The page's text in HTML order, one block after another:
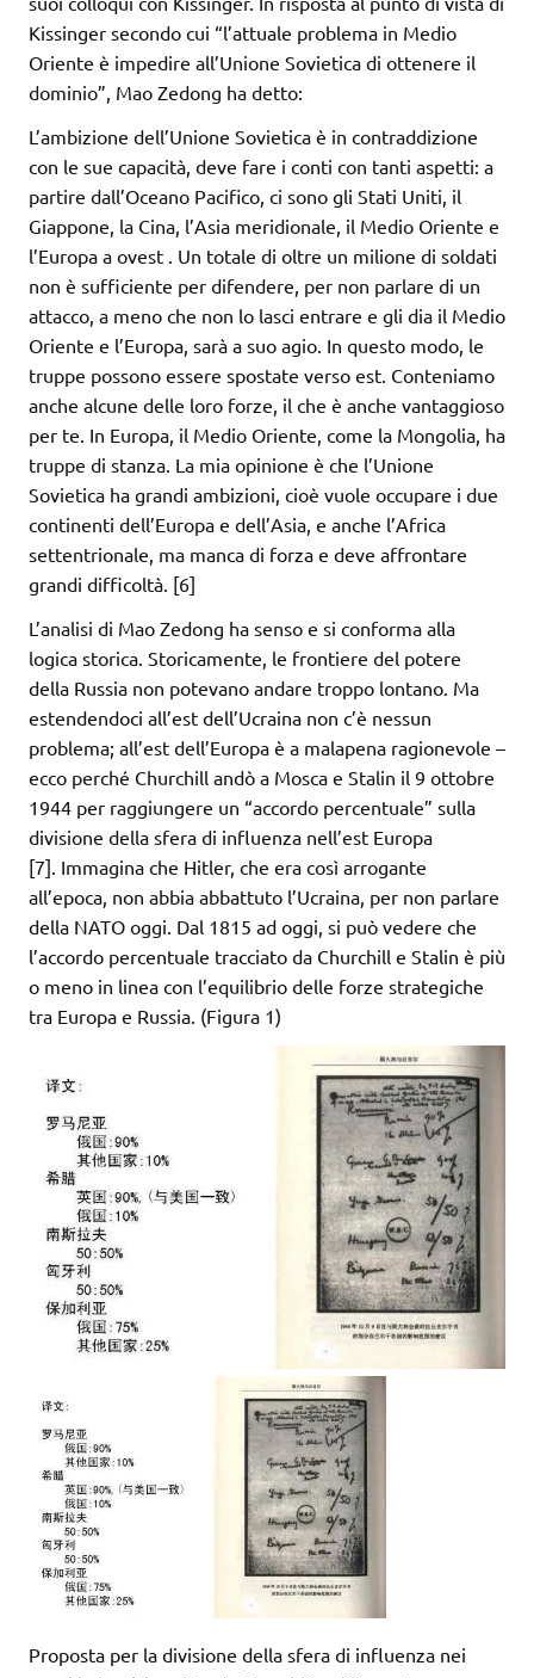
Kissinger secondo cui “l’attuale problema in Medio
Oriente è impedire all’Unione Sovietica di ottenere il
dominio”, Mao Zedong ha detto:
L’ambizione dell’Unione Sovietica è in contraddizione
con le sue capacità, deve fare i conti con tanti aspetti: a
partire dall’Oceano Pacifico, ci sono gli Stati Uniti, il
Giappone, la Cina, l’Asia meridionale, il Medio Oriente e
l’Europa a ovest . Un totale di oltre un milione di soldati
non è sufficiente per difendere, per non parlare di un
attacco, a meno che non lo lasci entrare e gli dia il Medio
Oriente e l’Europa, sarà a suo agio. In questo modo, le
truppe possono essere spostate verso est. Conteniamo
anche alcune delle loro forze, il che è anche vantaggioso
per te. In Europa, il Medio Oriente, come la Mongolia, ha
truppe di stanza. La mia opinione è che l’Unione
Sovietica ha grandi ambizioni, cioè vuole occupare i due
continenti dell’Europa e dell’Asia, e anche l’Africa
settentrionale, ma manca di forza e deve affrontare
grandi difficoltà. [6]
L’analisi di Mao Zedong ha senso e si conforma alla
logica storica. Storicamente, le frontiere del potere
della Russia non potevano andare troppo lontano. Ma
estendendoci all’est dell’Ucraina non c’è nessun
problema; all’est dell’Europa è a malapena ragionevole –
ecco perché Churchill andò a Mosca e Stalin il 9 ottobre
1944 per raggiungere un “accordo percentuale” sulla
divisione della sfera di influenza nell’est Europa
[7]. Immagina che Hitler, che era così arrogante
all’epoca, non abbia abbattuto l’Ucraina, per non parlare
della NATO oggi. Dal 1815 ad oggi, si può vedere che
l’accordo percentuale tracciato da Churchill e Stalin è più
o meno in linea con l’equilibrio delle forze strategiche
tra Europa e Russia. (Figura 1)
Proposta per la divisione della sfera di influenza nei